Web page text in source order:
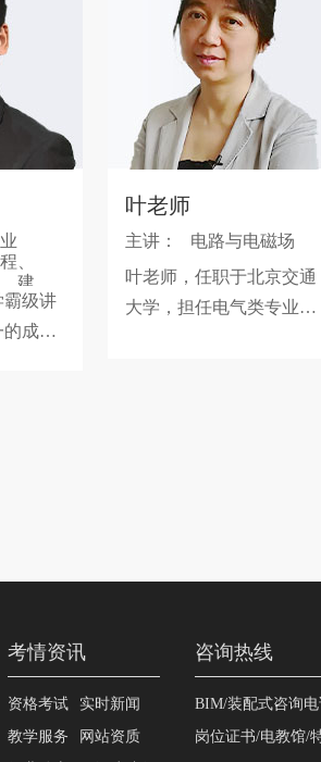
写多
授课
，整
要思
么”、“
”引导
深受
、
建
工
霸级讲
成绩
叶老师
主讲：
电路与电磁场
叶老师，任职于北京交通
大学，担任电气类专业基
考情资讯
资格考试
教学服务
实时新闻
网站资质
咨询热线
BIM/装配式咨询电
岗位证书/电教馆/